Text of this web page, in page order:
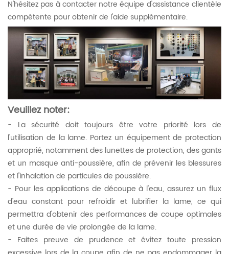
N'hésitez pas à contacter notre équipe d'assistance clientèle
compétente pour obtenir de l'aide supplémentaire.
Veuillez noter:
- La sécurité doit toujours être votre priorité lors de
l'utilisation de la lame. Portez un équipement de protection
approprié, notamment des lunettes de protection, des gants
et un masque anti-poussière, afin de prévenir les blessures
et l'inhalation de particules de poussière.
- Pour les applications de découpe à l'eau, assurez un flux
d'eau constant pour refroidir et lubrifier la lame, ce qui
permettra d'obtenir des performances de coupe optimales
et une durée de vie prolongée de la lame.
- Faites preuve de prudence et évitez toute pression